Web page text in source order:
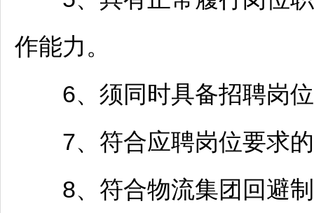
作能力。
6、须同时具备招聘岗
7、符合应聘岗位要求的
8、符合物流集团回避制